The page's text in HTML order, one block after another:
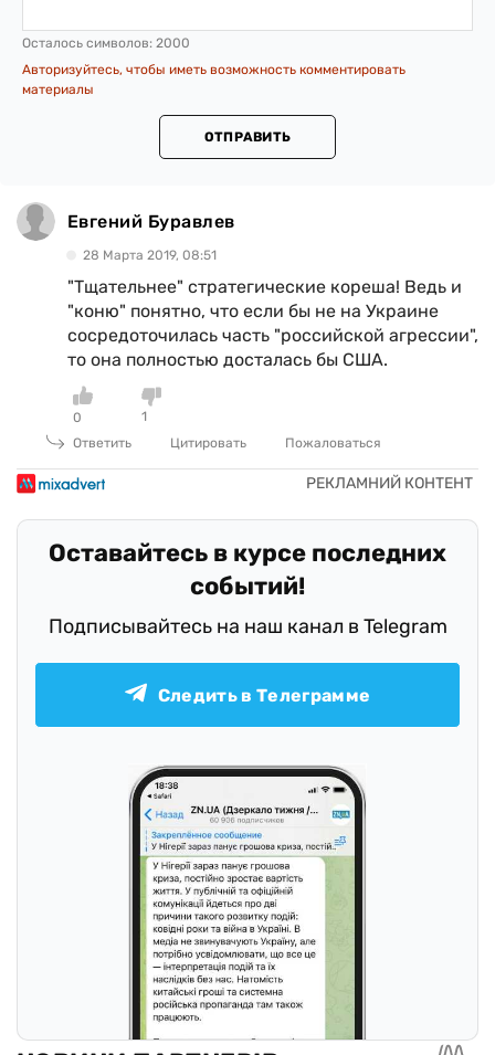
Осталось символов: 2000
Авторизуйтесь, чтобы иметь возможность комментировать
материалы
ОТПРАВИТЬ
Евгений Буравлев
28 Марта 2019, 08:51
"Тщательнее" стратегические кореша! Ведь и
"коню" понятно, что если бы не на Украине
сосредоточилась часть "российской агрессии",
то она полностью досталась бы США.
0
1
Ответить
Цитировать Пожаловаться
Оставайтесь в курсе последних
событий!
Подписывайтесь на наш канал в Telegram
Следить в Телеграмме